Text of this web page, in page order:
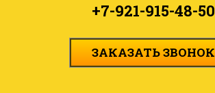
+7-921-915-48-50
ЗАКАЗАТЬ ЗВОНОК